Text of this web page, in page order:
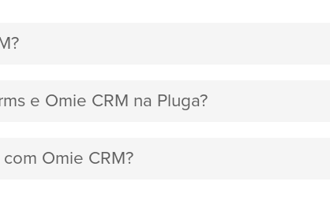
e Omie CRM na Pluga?
Omie CRM?